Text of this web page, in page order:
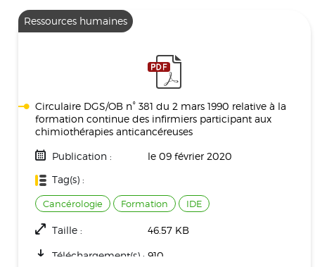
Ressources humaines
Circulaire DGS/OB n° 381 du 2 mars 1990 relative à la
formation continue des infirmiers participant aux
chimiothérapies anticancéreuses
Publication :
le 09 février 2020
Tag(s) :
Cancérologie Formation IDE
Taille : 46.57 KB
Téléchargement(s) : 910